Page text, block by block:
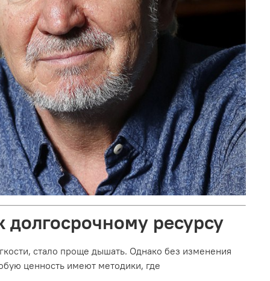
ресурсу
стало проще дышать. Однако без изменения
ценность имеют методики, где